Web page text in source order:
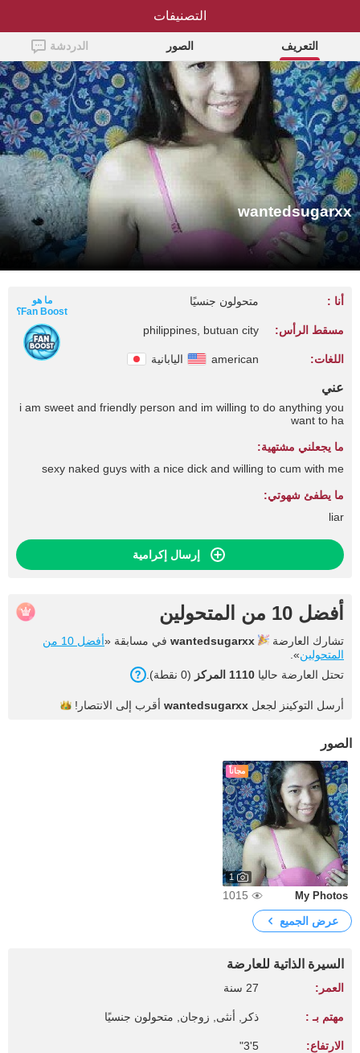
wantedsugarxx
التعريف الصور الدردشة
wantedsugarxx
أنا : متحولون جنسيًا
مسقط الرأس: philippines, butuan city
اللغات: american اليابانية
ما هو
Fan Boost؟
عني
i am sweet and friendly person and im willing to do anything you
want to ha
ما يجعلني مشتهية:
sexy naked guys with a nice dick and willing to cum with me
ما يطفئ شهوتي:
liar
إرسال إكرامية
أفضل 10 من المتحولين
تشارك العارضة wantedsugarxx في مسابقة «
أفضل 10 من
المتحولين».
تحتل العارضة حاليا 1110 المركز (0 نقطة).
أرسل التوكينز لجعل wantedsugarxx أقرب إلى الانتصار!
الصور
مجاناً
1
My Photos
1015
عرض الجميع
السيرة الذاتية للعارضة
العمر: 27 سنة
مهتم بـ : ذكر, أنثى, زوجان, متحولون جنسيًا
الارتفاع: 5'3"
التصنيفات